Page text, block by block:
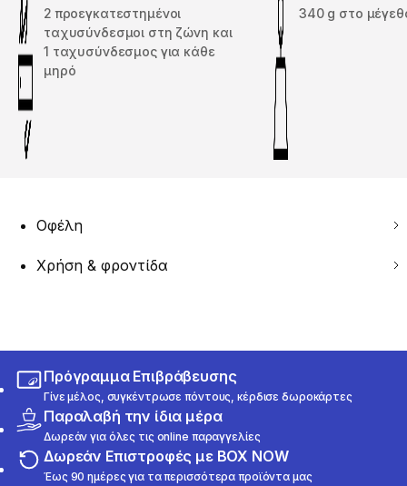
2 προεγκατεστημένοι
ταχυσύνδεσμοι στη ζώνη και
1 ταχυσύνδεσμος για κάθε
μηρό
340 g στο
Οφέλη
Χρήση & φροντίδα
Πρόγραμμα Επιβράβευσης
Γίνε μέλος, συγκέντρωσε πόντους, κέρδισε δωροκάρτες
Παραλαβή την ίδια μέρα
Δωρεάν για όλες τις online παραγγελίες
Δωρεάν Επιστροφές με BOX NOW
Έως 90 ημέρες για τα περισσότερα προϊόντα μας